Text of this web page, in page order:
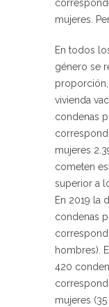
mujeres.
En todos
género se
vivienda
condenas
mujeres
cometen
superior a
En 2019 la
condenas
hombres).
420
mujeres